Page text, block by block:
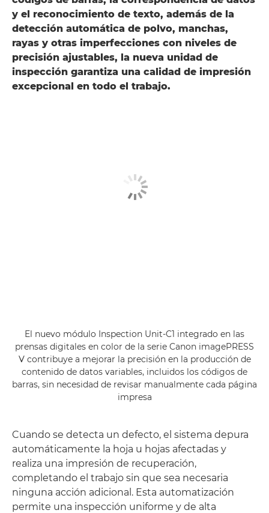
y el reconocimiento de texto, además de la
detección automática de polvo, manchas,
rayas y otras imperfecciones con niveles de
precisión ajustables, la nueva unidad de
inspección garantiza una calidad de impresión
excepcional en todo el trabajo.
El nuevo módulo Inspection Unit-C1 integrado en las
prensas digitales en color de la serie Canon imagePRESS
V contribuye a mejorar la precisión en la producción de
contenido de datos variables, incluidos los códigos de
barras, sin necesidad de revisar manualmente cada página
impresa
Cuando se detecta un defecto, el sistema depura
automáticamente la hoja u hojas afectadas y
realiza una impresión de recuperación,
completando el trabajo sin que sea necesaria
ninguna acción adicional. Esta automatización
permite una inspección uniforme y de alta